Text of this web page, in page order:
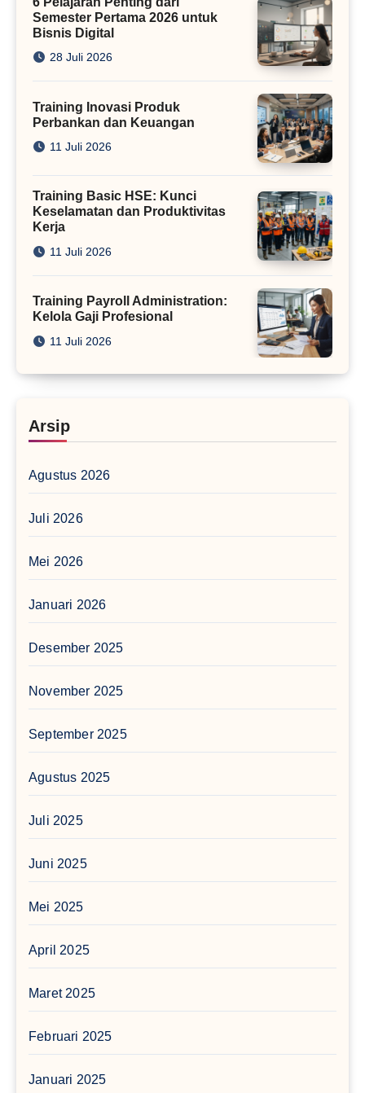
Semester Pertama 2026 untuk
Bisnis Digital
28 Juli 2026
Training Inovasi Produk
Perbankan dan Keuangan
11 Juli 2026
Training Basic HSE: Kunci
Keselamatan dan Produktivitas
Kerja
11 Juli 2026
Training Payroll Administration:
Kelola Gaji Profesional
11 Juli 2026
Arsip
Agustus 2026
Juli 2026
Mei 2026
Januari 2026
Desember 2025
November 2025
September 2025
Agustus 2025
Juli 2025
Juni 2025
Mei 2025
April 2025
Maret 2025
Februari 2025
Januari 2025